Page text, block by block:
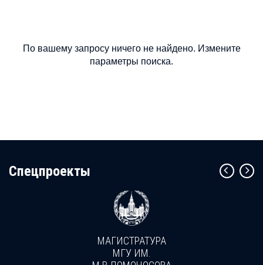
По вашему запросу ничего не найдено. Измените
параметры поиска.
Cпецпроекты
МАГИСТРАТУРА
МГУ ИМ.